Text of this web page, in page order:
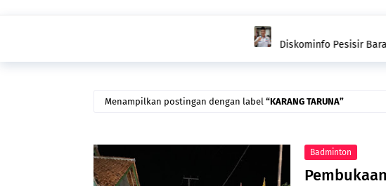
Diskominfo Pesisir Barat Diduga Tebang Pilih Dalam
Menampilkan postingan dengan label KARANG TARUNA
Badminton